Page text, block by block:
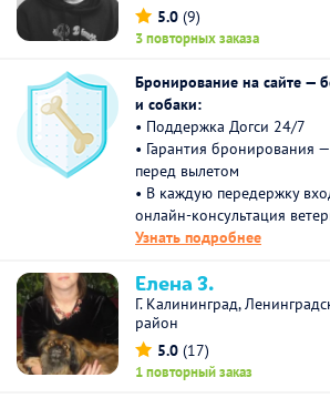
5.0 (9)
3 повторных заказа
Бронирование на сайте —
и собаки:
• Поддержка Догси 24/7
• Гарантия бронирования
перед вылетом
• В каждую передержку
онлайн-консультация
Узнать подробнее
Елена З.
Г. Калининград,
район
5.0 (17)
1 повторный заказ